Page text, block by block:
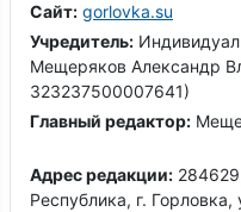
Сайт: gorlovka.su
Учредитель:
Мещеряков Александр
323237500007641)
Главный редактор:
Адрес редакции:
Республика, г.